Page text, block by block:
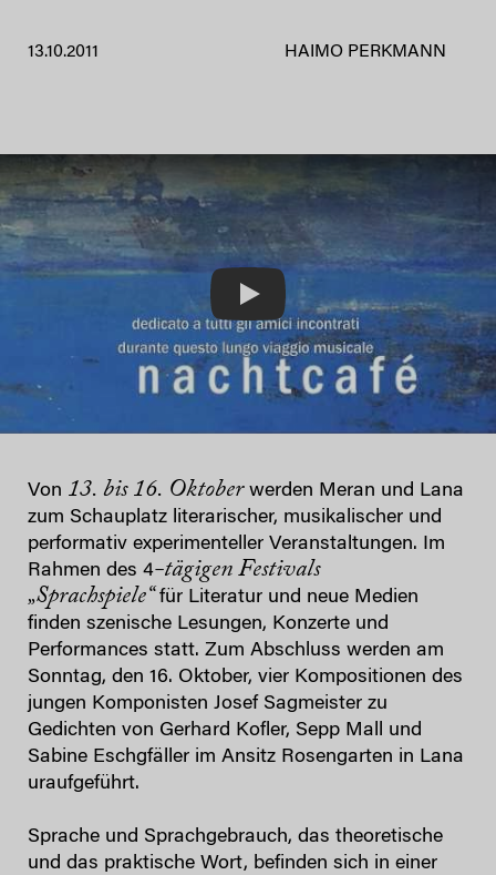
13.10.2011 HAIMO PERKMANN
Von 13. bis 16. Oktoberwerden Meran und Lana
zum Schauplatz literarischer, musikalischer und
performativ experimenteller Veranstaltungen. Im
Rahmen des 4-tägigen Festivals
„Sprachspiele“für Literatur und neue Medien
finden szenische Lesungen, Konzerte und
Performances statt. Zum Abschluss werden am
Sonntag, den 16. Oktober, vier Kompositionen des
jungen Komponisten Josef Sagmeister zu
Gedichten von Gerhard Kofler, Sepp Mall und
Sabine Eschgfäller im Ansitz Rosengarten in Lana
uraufgeführt.
Sprache und Sprachgebrauch, das theoretische
und das praktische Wort, befinden sich in einer